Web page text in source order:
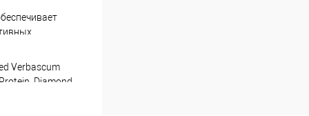
Born to be
Verbascum
Diamond